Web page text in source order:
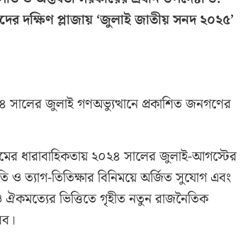
দক্ষিণ প্লাজায় ‘জুলাই জাতীয় সনদ ২০২৫’
সালের জুলাই গণঅভ্যুত্থানে প্রকাশিত জনগণের
ধারাবাহিকতায় ২০২৪ সালের জুলাই-আগস্টের
ও ত্যাগ-তিতিক্ষার বিনিময়ে অর্জিত সুযোগ এবং
ঐকমত্যের ভিত্তিতে গৃহীত নতুন রাজনৈতিক